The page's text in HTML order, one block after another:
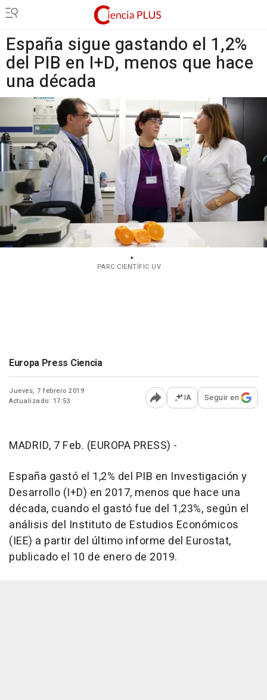
España sigue gastando el 1,2%
del PIB en I+D, menos que hace
una década
PARC CIENTÍFIC UV
Europa Press Ciencia
Jueves, 7 febrero 2019
Actualizado: 17:53
Abrir opciones para
IA Seguir en
MADRID, 7 Feb. (EUROPA PRESS) -
España gastó el 1,2% del PIB en Investigación y
Desarrollo (I+D) en 2017, menos que hace una
década, cuando el gastó fue del 1,23%, según el
análisis del Instituto de Estudios Económicos
(IEE) a partir del último informe del Eurostat,
publicado el 10 de enero de 2019.